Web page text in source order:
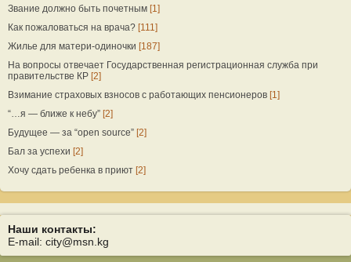
Звание должно быть почетным [1]
Как пожаловаться на врача? [111]
Жилье для матери-одиночки [187]
На вопросы отвечает Государственная регистрационная служба при
правительстве КР [2]
Взимание страховых взносов с работающих пенсионеров [1]
“…я — ближе к небу” [2]
Будущее — за “open source” [2]
Бал за успехи [2]
Хочу сдать ребенка в приют [2]
Наши контакты:
E-mail: city@msn.kg